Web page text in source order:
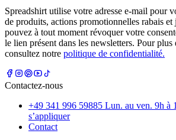
Spreadshirt utilise votre adresse e-mail pour
de produits, actions promotionnelles rabais
pouvez à tout moment révoquer votre
le lien présent dans les newsletters. Pour plus
consultez notre politique de confidentialité.
Contactez-nous
+49 341 996 59885 Lun. au ven. 9h à
s’appliquer
Contact